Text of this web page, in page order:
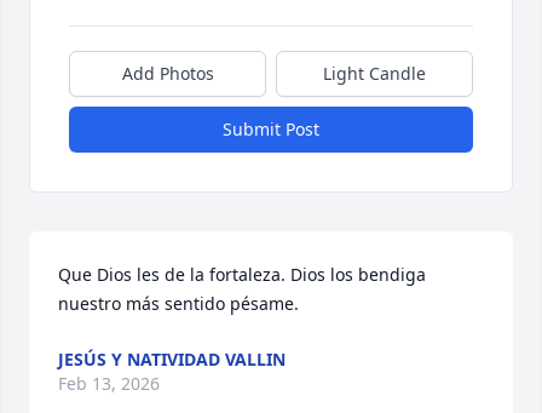
Add Photos Light Candle
Submit Post
Que Dios les de la fortaleza. Dios los bendiga
nuestro más sentido pésame.
JESÚS Y NATIVIDAD VALLIN
Feb 13, 2026